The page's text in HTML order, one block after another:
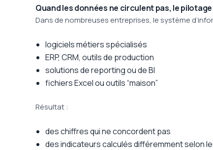
Quand les données ne circulent pas, le
Dans de nombreuses entreprises, le système
logiciels métiers spécialisés
ERP, CRM, outils de production
solutions de reporting ou de BI
fichiers Excel ou outils “maison”
Résultat :
des chiffres qui ne concordent pas
des indicateurs calculés différemment selon